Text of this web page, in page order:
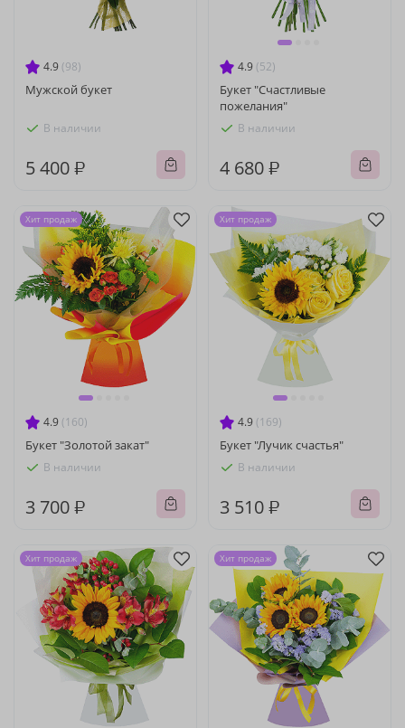
4.9 (98)
Мужской букет
В наличии
5 400 ₽
4.9 (52)
Букет "Счастливые
пожелания"
В наличии
4 680 ₽
4.9 (160)
Букет "Золотой закат"
В наличии
3 700 ₽
Хит продаж
4.9 (169)
Букет "Лучик счастья"
В наличии
3 510 ₽
Хит продаж
Хит продаж Хит продаж